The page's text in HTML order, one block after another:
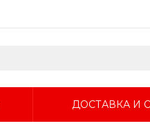
ДОСТАВКА И